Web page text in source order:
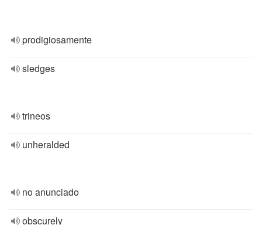
prodigiosamente
sledges
trineos
unheralded
no anunciado
obscurely